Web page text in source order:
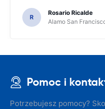
R
Rosario Ricalde
Alamo San
Pomoc i
Potrzebujesz pomocy?